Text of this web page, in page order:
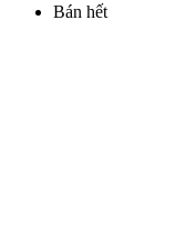
Bán hết